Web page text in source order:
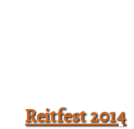
Reitfest 2014